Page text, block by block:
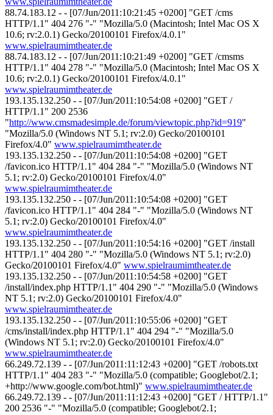
88.74.183.12 - - [07/Jun/2011:10:21:45 +0200] "GET /cms
HTTP/1.1" 404 276 "-" "Mozilla/5.0 (Macintosh; Intel Mac OS X
10.6; rv:2.0.1) Gecko/20100101 Firefox/4.0.1"
www.spielraumimtheater.de
88.74.183.12 - - [07/Jun/2011:10:21:49 +0200] "GET /cmsms
HTTP/1.1" 404 278 "-" "Mozilla/5.0 (Macintosh; Intel Mac OS X
10.6; rv:2.0.1) Gecko/20100101 Firefox/4.0.1"
www.spielraumimtheater.de
193.135.132.250 - - [07/Jun/2011:10:54:08 +0200] "GET /
HTTP/1.1" 200 2536
"http://www.cmsmadesimple.de/forum/viewtopic.php?id=919"
"Mozilla/5.0 (Windows NT 5.1; rv:2.0) Gecko/20100101
Firefox/4.0" www.spielraumimtheater.de
193.135.132.250 - - [07/Jun/2011:10:54:08 +0200] "GET
/favicon.ico HTTP/1.1" 404 284 "-" "Mozilla/5.0 (Windows NT
5.1; rv:2.0) Gecko/20100101 Firefox/4.0"
www.spielraumimtheater.de
193.135.132.250 - - [07/Jun/2011:10:54:08 +0200] "GET
/favicon.ico HTTP/1.1" 404 284 "-" "Mozilla/5.0 (Windows NT
5.1; rv:2.0) Gecko/20100101 Firefox/4.0"
www.spielraumimtheater.de
193.135.132.250 - - [07/Jun/2011:10:54:16 +0200] "GET /install
HTTP/1.1" 404 280 "-" "Mozilla/5.0 (Windows NT 5.1; rv:2.0)
Gecko/20100101 Firefox/4.0" www.spielraumimtheater.de
193.135.132.250 - - [07/Jun/2011:10:54:58 +0200] "GET
/install/index.php HTTP/1.1" 404 290 "-" "Mozilla/5.0 (Windows
NT 5.1; rv:2.0) Gecko/20100101 Firefox/4.0"
www.spielraumimtheater.de
193.135.132.250 - - [07/Jun/2011:10:55:06 +0200] "GET
/cms/install/index.php HTTP/1.1" 404 294 "-" "Mozilla/5.0
(Windows NT 5.1; rv:2.0) Gecko/20100101 Firefox/4.0"
www.spielraumimtheater.de
66.249.72.139 - - [07/Jun/2011:11:12:43 +0200] "GET /robots.txt
HTTP/1.1" 404 283 "-" "Mozilla/5.0 (compatible; Googlebot/2.1;
+http://www.google.com/bot.html)" www.spielraumimtheater.de
66.249.72.139 - - [07/Jun/2011:11:12:43 +0200] "GET / HTTP/1.1"
200 2536 "-" "Mozilla/5.0 (compatible; Googlebot/2.1;